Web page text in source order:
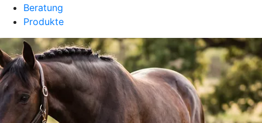
Beratung
Produkte